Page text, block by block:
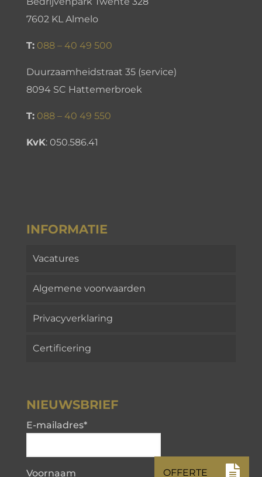
7602 KL Almelo
T: 088 – 40 49 500
Duurzaamheidstraat 35 (service)
8094 SC Hattemerbroek
T: 088 – 40 49 550
KvK: 050.586.41
INFORMATIE
Vacatures
Algemene voorwaarden
Privacyverklaring
Certificering
NIEUWSBRIEF
E-mailadres*
Voornaam